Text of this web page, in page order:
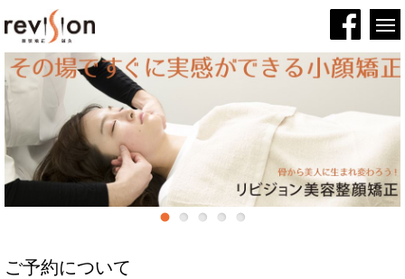
ご予約について